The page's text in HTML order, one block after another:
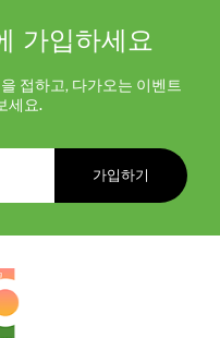
가입하세요
접하고, 다가오는 이벤트
세요.